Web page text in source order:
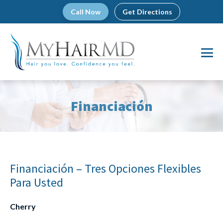
content
Call Now Get Directions
Financiación
Financiación – Tres Opciones Flexibles
Para Usted
Cherry